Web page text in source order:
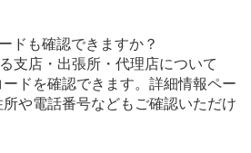
ドも確認できますか？
支店・出張所・代理店について
ドを確認できます。詳細情報ペー
や電話番号などもご確認いただけ